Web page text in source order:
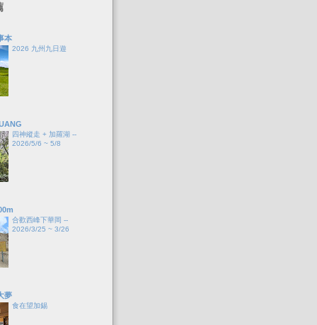
本
2026 九州九日遊
四神縱走 + 加羅湖 --
2026/5/6 ~ 5/8
合歡西峰下華岡 --
2026/3/25 ~ 3/26
夢
食在望加錫